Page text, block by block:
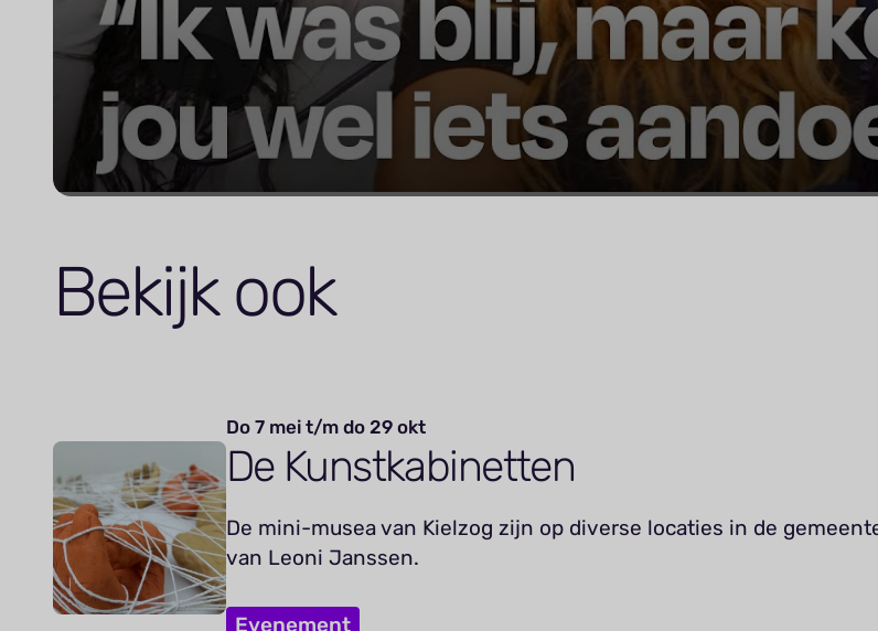
Bekijk ook
Do 7 mei t/m do 29 okt
De Kunstkabinetten
De mini-musea van Kielzog zijn op diverse locaties in de
van Leoni Janssen.
Evenement